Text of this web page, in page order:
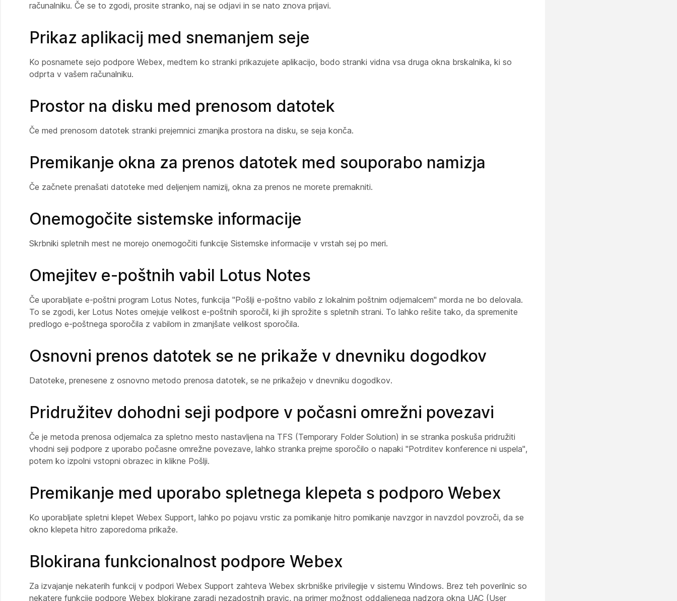
računalniku. Če se to zgodi, prosite stranko, naj se odjavi in se nato znova prijavi.
Prikaz aplikacij med snemanjem seje
Ko posnamete sejo podpore Webex, medtem ko stranki prikazujete aplikacijo, bodo stranki vidna vsa druga okna brskalnika, ki so
odprta v vašem računalniku.
Prostor na disku med prenosom datotek
Če med prenosom datotek stranki prejemnici zmanjka prostora na disku, se seja konča.
Premikanje okna za prenos datotek med souporabo namizja
Če začnete prenašati datoteke med deljenjem namizij, okna za prenos ne morete premakniti.
Onemogočite sistemske informacije
Skrbniki spletnih mest ne morejo onemogočiti funkcije Sistemske informacije v vrstah sej po meri.
Omejitev e-poštnih vabil Lotus Notes
Če uporabljate e-poštni program Lotus Notes, funkcija "Pošlji e-poštno vabilo z lokalnim poštnim odjemalcem" morda ne bo delovala.
To se zgodi, ker Lotus Notes omejuje velikost e-poštnih sporočil, ki jih sprožite s spletnih strani. To lahko rešite tako, da spremenite
predlogo e-poštnega sporočila z vabilom in zmanjšate velikost sporočila.
Osnovni prenos datotek se ne prikaže v dnevniku dogodkov
Datoteke, prenesene z osnovno metodo prenosa datotek, se ne prikažejo v dnevniku dogodkov.
Pridružitev dohodni seji podpore v počasni omrežni povezavi
Če je metoda prenosa odjemalca za spletno mesto nastavljena na TFS (Temporary Folder Solution) in se stranka poskuša pridružiti
vhodni seji podpore z uporabo počasne omrežne povezave, lahko stranka prejme sporočilo o napaki "Potrditev konference ni uspela",
potem ko izpolni vstopni obrazec in klikne Pošlji.
Premikanje med uporabo spletnega klepeta s podporo Webex
Ko uporabljate spletni klepet Webex Support, lahko po pojavu vrstic za pomikanje hitro pomikanje navzgor in navzdol povzroči, da se
okno klepeta hitro zaporedoma prikaže.
Blokirana funkcionalnost podpore Webex
Za izvajanje nekaterih funkcij v podpori Webex Support zahteva Webex skrbniške privilegije v sistemu Windows. Brez teh poverilnic so
nekatere funkcije podpore Webex blokirane zaradi nezadostnih pravic, na primer možnost oddaljenega nadzora okna UAC (User